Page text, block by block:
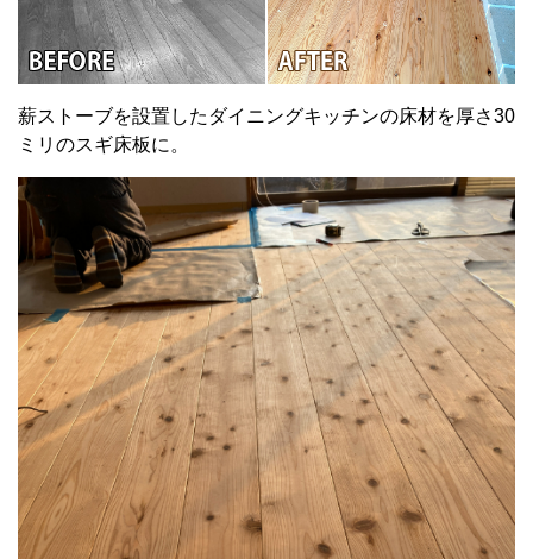
薪ストーブを設置したダイニングキッチンの床材を厚さ30
ミリのスギ床板に。